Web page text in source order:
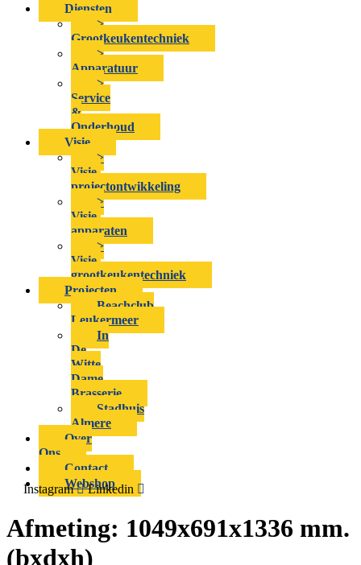
Diensten
>
Grootkeukentechniek
>
Apparatuur
>
Service
&
Onderhoud
Visie
>
Visie-
projectontwikkeling
>
Visie-
apparaten
>
Visie-
grootkeukentechniek
Projecten
Beachclub
Leukermeer
In
De
Witte
Dame
Brasserie
Stadhuis
Almere
Over
Ons
Contact
Webshop
Instagram Linkedin
Afmeting: 1049x691x1336 mm.
(bxdxh)